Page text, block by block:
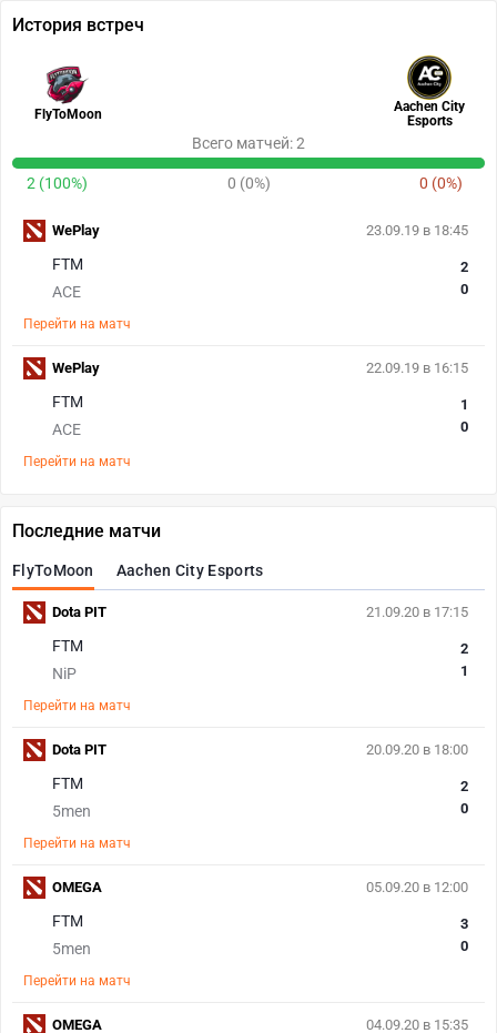
История встреч
FlyToMoon
Aachen City
Esports
Всего матчей: 2
2 (100%) 0 (0%) 0 (0%)
23.09.19 в 18:45
FTM
ACE
2
0
Перейти на матч
WePlay
22.09.19 в 16:15
FTM
ACE
1
0
Перейти на матч
WePlay
Последние матчи
FlyToMoon Aachen City Esports
21.09.20 в 17:15
FTM
NiP
2
1
Перейти на матч
Dota PIT
20.09.20 в 18:00
FTM
5men
2
0
Перейти на матч
Dota PIT
05.09.20 в 12:00
FTM
5men
3
0
Перейти на матч
OMEGA
04.09.20 в 15:35
OMEGA